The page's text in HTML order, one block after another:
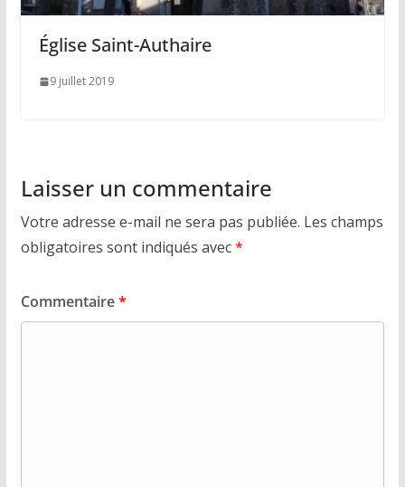
Église Saint-Authaire
9 juillet 2019
Laisser un commentaire
Votre adresse e-mail ne sera pas publiée. Les champs
obligatoires sont indiqués avec*
Commentaire*